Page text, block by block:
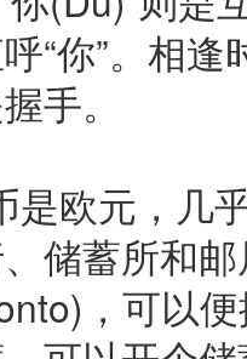
“你”。相
手。
欧元，几
储蓄所和
，可以